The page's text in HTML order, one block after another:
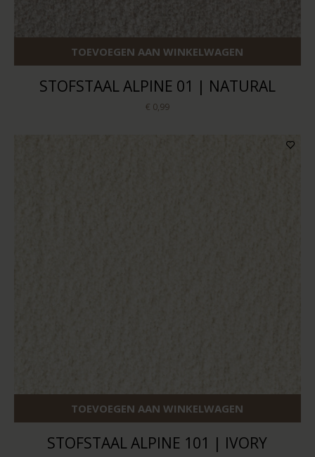
TOEVOEGEN AAN WINKELWAGEN
STOFSTAAL ALPINE 01 | NATURAL
€ 0,99
TOEVOEGEN AAN WINKELWAGEN
STOFSTAAL ALPINE 101 | IVORY